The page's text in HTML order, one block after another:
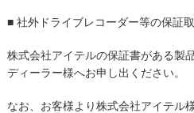
■ 社外ドライブレコーダー等の保証
株式会社アイテルの保証書がある製
ディーラー様へお申し出ください。
なお、お客様より株式会社アイテル